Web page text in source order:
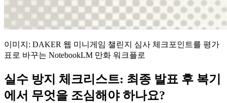
이미지: DAKER 웹 미니게임 챌린지 심사 체크포인트를 평가
표로 바꾸는 NotebookLM 만화 워크플로
실수 방지 체크리스트: 최종 발표 후 복기
에서 무엇을 조심해야 하나요?